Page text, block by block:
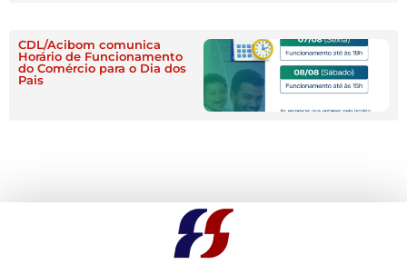
CDL/Acibom comunica
Horário de Funcionamento
do Comércio para o Dia dos
Pais